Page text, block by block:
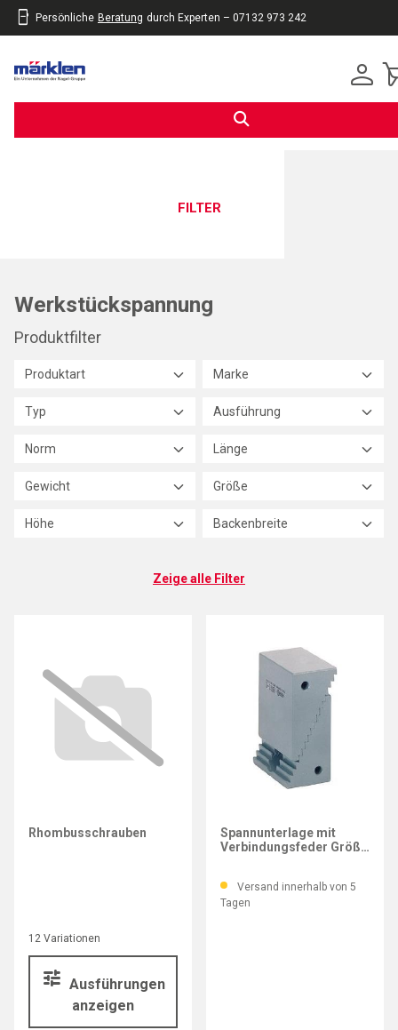
Persönliche Beratung durch Experten – 07132 973 242
FILTER
Werkstückspannung
Produktfilter
Produktart Marke
Typ Ausführung
Norm Länge
Gewicht Größe
Höhe Backenbreite
Zeige alle Filter
12 Variationen
Ausführungen
anzeigen
Rhombusschrauben
Spannunterlage mit
Verbindungsfeder Größe
Versand innerhalb von 5
Tagen